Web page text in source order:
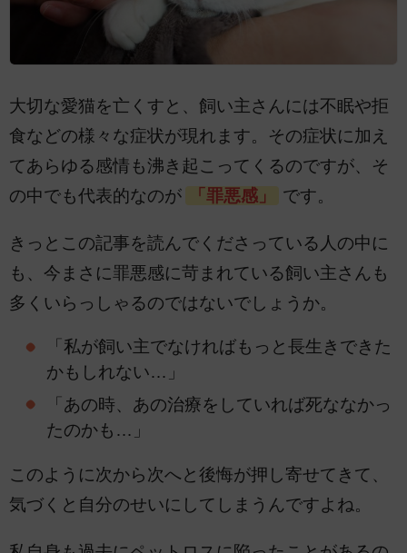
大切な愛猫を亡くすと、飼い主さんには不眠や拒
食などの様々な症状が現れます。その症状に加え
てあらゆる感情も沸き起こってくるのですが、そ
の中でも代表的なのが
「罪悪感」 です。
きっとこの記事を読んでくださっている人の中に
も、今まさに罪悪感に苛まれている飼い主さんも
多くいらっしゃるのではないでしょうか。
「私が飼い主でなければもっと長生きできた
かもしれない…」
「あの時、あの治療をしていれば死ななかっ
たのかも…」
このように次から次へと後悔が押し寄せてきて、
気づくと自分のせいにしてしまうんですよね。